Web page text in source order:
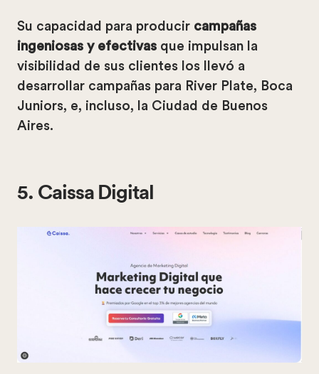
Su capacidad para producir campañas
ingeniosas y efectivas que impulsan la
visibilidad de sus clientes los llevó a
desarrollar campañas para River Plate, Boca
Juniors, e, incluso, la Ciudad de Buenos
Aires.
5. Caissa Digital